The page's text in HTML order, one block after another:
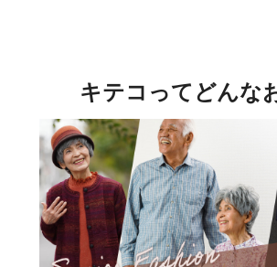
キテコってどんな